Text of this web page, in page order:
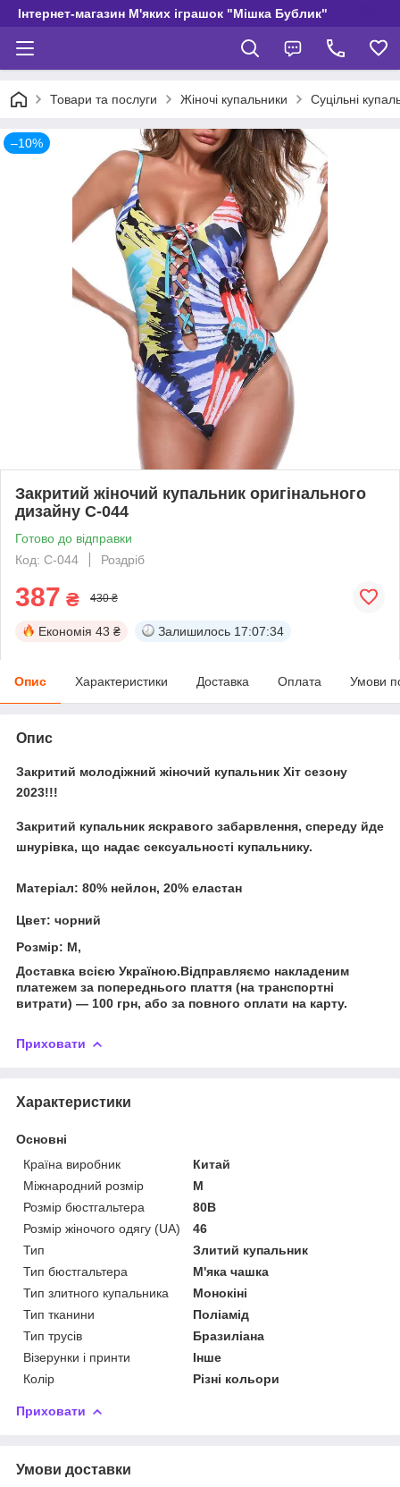
Інтернет-магазин М'яких іграшок "Мішка Бублик"
Товари та послуги Жіночі купальники Суцільні
–10%
Закритий жіночий купальник оригінального
дизайну С-044
Готово до відправки
Код: С-044
Роздріб
387 ₴ 430 ₴
Економія 43 ₴ Залишилось 17:07:34
Опис Характеристики Доставка Оплата Умови
Опис
Закритий молодіжний жіночий купальник Хіт сезону
2023!!!
Закритий купальник яскравого забарвлення, спереду йде
шнурівка, що надає сексуальності купальнику.
Матеріал: 80% нейлон, 20% еластан
Цвет: чорний
Розмір: М,
Доставка всією Україною.Відправляємо накладеним
платежем за попереднього плаття (на транспортні
витрати) — 100 грн, або за повного оплати на карту.
Приховати
Характеристики
Основні
Країна виробник
Китай
Міжнародний розмір
M
Розмір бюстгальтера
80B
Розмір жіночого одягу (UA)
46
Тип
Злитий купальник
Тип бюстгальтера
М'яка чашка
Тип злитного купальника
Монокіні
Тип тканини
Поліамід
Тип трусів
Бразиліана
Візерунки і принти
Інше
Колір
Різні кольори
Приховати
Умови доставки